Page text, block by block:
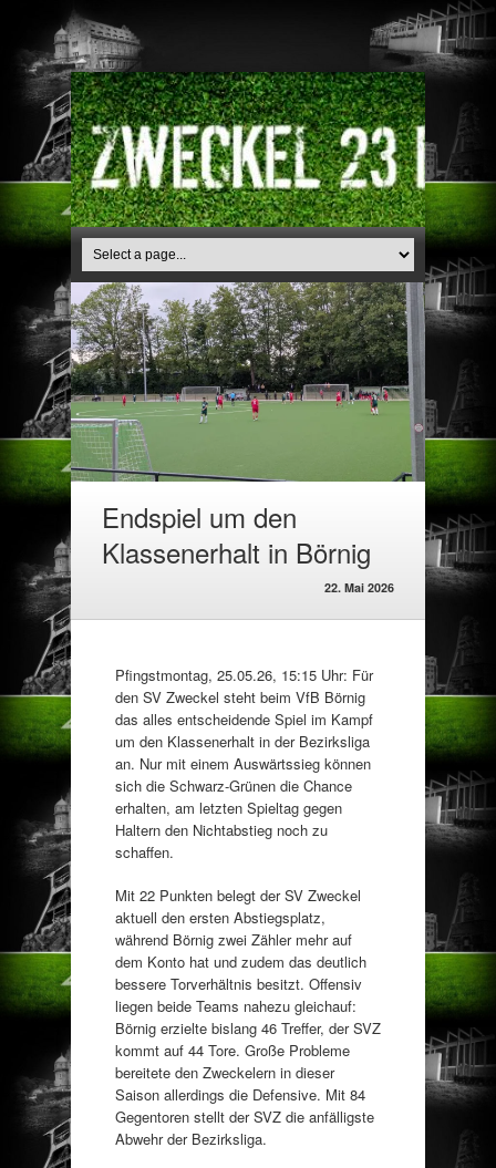
Endspiel um den
Klassenerhalt in Börnig
22. Mai 2026
Pfingstmontag, 25.05.26, 15:15 Uhr: Für
den SV Zweckel steht beim VfB Börnig
das alles entscheidende Spiel im Kampf
um den Klassenerhalt in der Bezirksliga
an. Nur mit einem Auswärtssieg können
sich die Schwarz-Grünen die Chance
erhalten, am letzten Spieltag gegen
Haltern den Nichtabstieg noch zu
schaffen.
Mit 22 Punkten belegt der SV Zweckel
aktuell den ersten Abstiegsplatz,
während Börnig zwei Zähler mehr auf
dem Konto hat und zudem das deutlich
bessere Torverhältnis besitzt. Offensiv
liegen beide Teams nahezu gleichauf:
Börnig erzielte bislang 46 Treffer, der SVZ
kommt auf 44 Tore. Große Probleme
bereitete den Zweckelern in dieser
Saison allerdings die Defensive. Mit 84
Gegentoren stellt der SVZ die anfälligste
Abwehr der Bezirksliga.